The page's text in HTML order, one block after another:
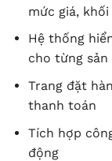
mức giá,
Hệ thống
cho từng sản
Trang đặt
thanh toán
Tích hợp
động